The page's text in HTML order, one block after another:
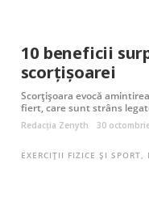
10 beneficii
scorțișoarei
Scorțișoara evocă
fiert, care sunt strâns
Redacția Zenyth 30
EXERCIȚII FIZICE ȘI SPORT,